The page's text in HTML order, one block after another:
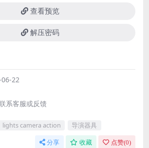
查看预览
解压密码
22
系客服或反馈
lights camera action 导演器具
分享 收藏 点赞(0)